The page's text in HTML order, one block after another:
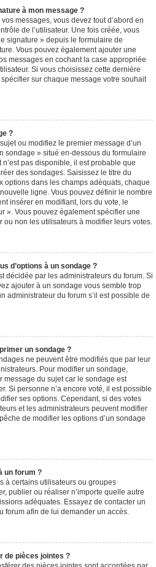
à mon message ?
messages, vous devez tout d’abord en
de l’utilisateur. Une fois créée, vous
signature » depuis le formulaire de
Vous pouvez également ajouter une
messages en cochant la case appropriée
Si vous choisissez cette dernière
sur chaque message votre souhait
?
ou modifiez le premier message d’un
sondage » situé en-dessous du formulaire
pas disponible, il est probable que
des sondages. Saisissez le titre du
options dans les champs adéquats, chaque
ligne. Vous pouvez définir le nombre
insérer en modifiant, lors du vote, le
». Vous pouvez également spécifier une
ou non les utilisateurs à modifier leurs votes.
d’options à un sondage ?
décidée par les administrateurs du forum. Si
ajouter à un sondage vous semble trop
administrateur du forum s’il est possible de
un sondage ?
ne peuvent être modifiés que par leur
Pour modifier un sondage,
message du sujet car le sondage est
Si personne n’a encore voté, il est possible
ses options. Cependant, si des votes
et les administrateurs peuvent modifier
de modifier les options d’un sondage
un forum ?
à certains utilisateurs ou groupes
publier ou réaliser n’importe quelle autre
adéquates. Essayez de contacter un
forum afin de lui demander un accès.
de pièces jointes ?